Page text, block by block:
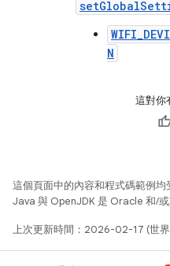
N
這對你
這個頁面中的內容和程式碼範例均
Java 與 OpenJDK 是 Oracle 和/或
上次更新時間：2026-02-17 (世界